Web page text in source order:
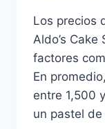
Los precios
Aldo’s
factores
En
entre 1,500
un pastel